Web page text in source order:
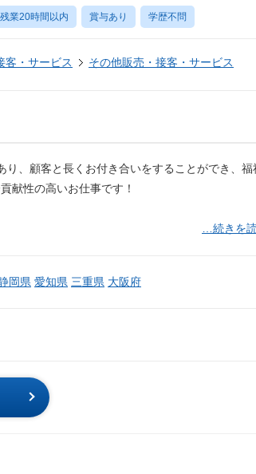
業20時間以内 賞与あり 学歴不問
客・サービス その他販売・接客・サービス
、顧客と長くお付き合いをすることができ、福
献性の高いお仕事です！
…続きを
岡県 愛知県 三重県 大阪府